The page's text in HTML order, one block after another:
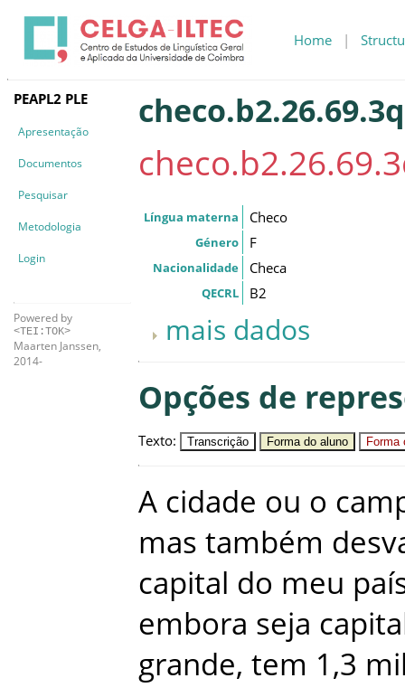
Home |
PEAPL2 PLE
Apresentação
Documentos
Pesquisar
Metodologia
Login
Powered by
<TEI:TOK>
Maarten Janssen,
2014-
checo.b2.26.69.3q
Língua materna Checo
Género F
Nacionalidade Checa
QECRL B2
mais dados
Opções de
Texto: Transcrição Forma do aluno Forma
A cidade ou o
mas também
capital do meu
embora seja
grande, tem 1,3